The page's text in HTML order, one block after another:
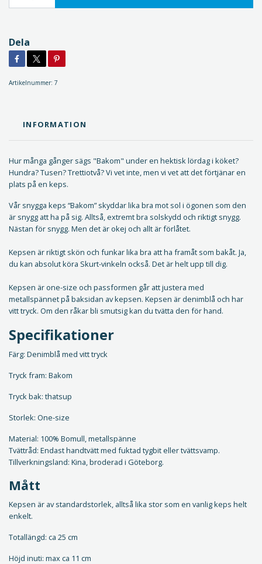
Dela
Artikelnummer: 7
INFORMATION
Hur många gånger sägs "Bakom" under en hektisk lördag i köket?
Hundra? Tusen? Trettiotvå? Vi vet inte, men vi vet att det förtjänar en
plats på en keps.
Vår snygga keps “Bakom” skyddar lika bra mot sol i ögonen som den
är snygg att ha på sig. Alltså, extremt bra solskydd och riktigt snygg.
Nästan för snygg. Men det är okej och allt är förlåtet.
Kepsen är riktigt skön och funkar lika bra att ha framåt som bakåt. Ja,
du kan absolut köra Skurt-vinkeln också. Det är helt upp till dig.
Kepsen är one-size och passformen går att justera med
metallspännet på baksidan av kepsen. Kepsen är denimblå och har
vitt tryck. Om den råkar bli smutsig kan du tvätta den för hand.
Specifikationer
Färg: Denimblå med vitt tryck
Tryck fram: Bakom
Tryck bak: thatsup
Storlek: One-size
Material: 100% Bomull, metallspänne
Tvättråd: Endast handtvätt med fuktad tygbit eller tvättsvamp.
Tillverkningsland: Kina, broderad i Göteborg.
Mått
Kepsen är av standardstorlek, alltså lika stor som en vanlig keps helt
enkelt.
Totallängd: ca 25 cm
Höjd inuti: max ca 11 cm